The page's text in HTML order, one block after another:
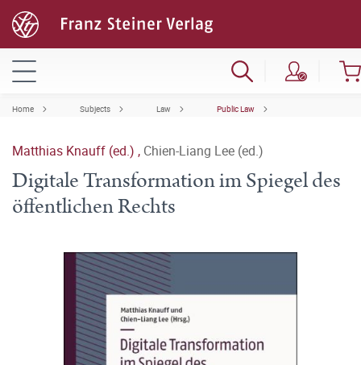
Home Subjects Law Public Law
Matthias Knauff (ed.) , Chien-Liang Lee (ed.)
Digitale Transformation im Spiegel des
öffentlichen Rechts